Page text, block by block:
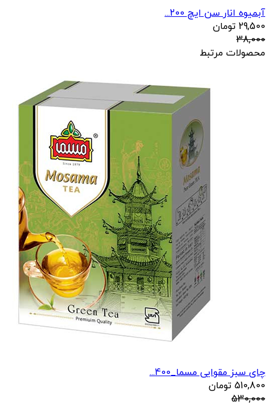
آبمیوه انار سن ایچ 200...
29,500 تومان
38,000
محصولات مرتبط
چای سبز مقوایی مسما_400...
510,800 تومان
530,000